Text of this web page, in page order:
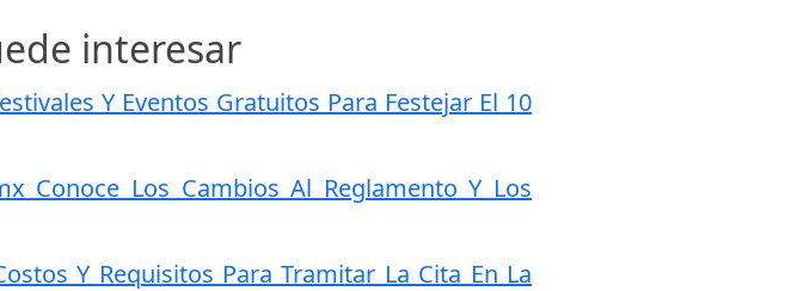
interesar
Y Eventos Gratuitos Para Festejar El 10
Conoce Los Cambios Al Reglamento Y Los
Y Requisitos Para Tramitar La Cita En La